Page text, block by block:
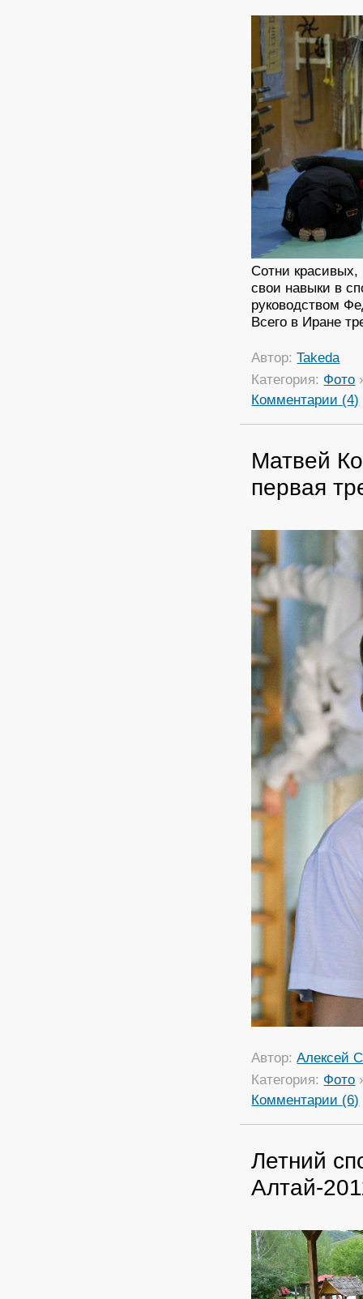
Сотни
свои навыки в
руководством
Всего в Иране
Автор:Takeda
Категория: Фото
Комментарии (4)
Матвей
первая
Автор:Алексей
Категория: Фото
Комментарии (6)
Летний
Алтай-